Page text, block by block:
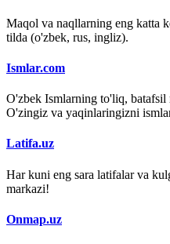
Maqol va naqllarning eng katta
tilda (o'zbek, rus, ingliz).
Ismlar.com
O'zbek Ismlarning to'liq,
O'zingiz va yaqinlaringizni
Latifa.uz
Har kuni eng sara latifalar va
markazi!
Onmap.uz